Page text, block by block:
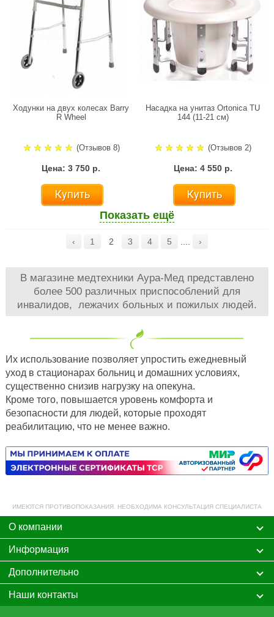
Ходунки на двух колесах Barry
R Wheel
(Отзывов 8)
Цена: 3 750 р.
Купить
Насадка на унитаз Ortonica TU
144 (11-21 см)
(Отзывов 2)
Цена: 4 550 р.
Купить
Показать ещё
‹ 1 2 3 4 5 ›
В магазине медтехники Аура-Мед представлено
более 500 различных приспособлений для
инвалидов, лежачих больных и пожилых людей.
Их использование позволяет упростить ежедневный
уход в стационарах больниц и домашних условиях,
существенно снизив нагрузку на опекуна.
Кроме того, повышается уровень комфорта и
безопасности для людей, которые проходят
реабилитацию, что не менее важно.
ИМЕЮТСЯ ПРОТИВОПОКАЗАНИЯ. НЕОБХОДИМА КОНСУЛЬТАЦИЯ СПЕЦИАЛИСТА
О компании
Информация
Дополнительно
Наши контакты